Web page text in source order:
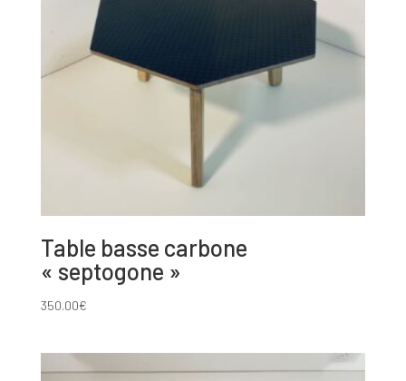
Table basse carbone
« septogone »
350.00€